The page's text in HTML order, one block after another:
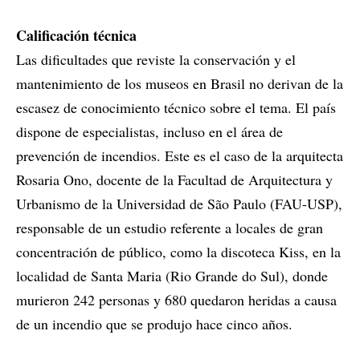
Calificación técnica
Las dificultades que reviste la conservación y el
mantenimiento de los museos en Brasil no derivan de la
escasez de conocimiento técnico sobre el tema. El país
dispone de especialistas, incluso en el área de
prevención de incendios. Este es el caso de la arquitecta
Rosaria Ono, docente de la Facultad de Arquitectura y
Urbanismo de la Universidad de São Paulo (FAU-USP),
responsable de un estudio referente a locales de gran
concentración de público, como la discoteca Kiss, en la
localidad de Santa Maria (Rio Grande do Sul), donde
murieron 242 personas y 680 quedaron heridas a causa
de un incendio que se produjo hace cinco años.